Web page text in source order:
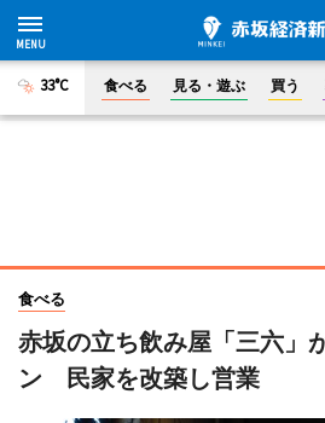
33°C 食べる 見る・遊ぶ 買う
食べる
赤坂の立ち飲み屋「三六」
ン 民家を改築し営業